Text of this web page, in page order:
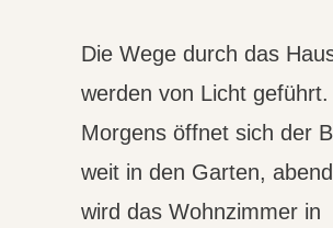
Die Wege durch das
werden von Licht geführt.
Morgens öffnet sich der
weit in den Garten,
wird das Wohnzimmer in